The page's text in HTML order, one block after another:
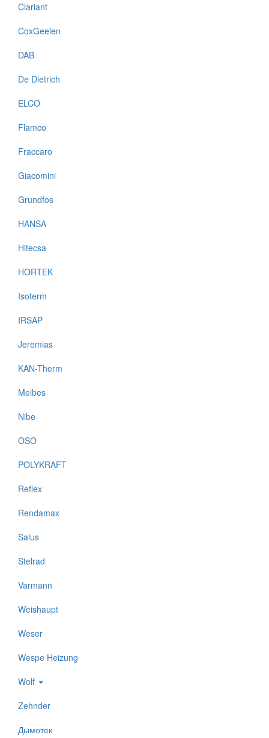
Clariant
CoxGeelen
DAB
De Dietrich
ELCO
Flamco
Fraccaro
Giacomini
Grundfos
HANSA
Hitecsa
HORTEK
Isoterm
IRSAP
Jeremias
KAN-Therm
Meibes
Nibe
OSO
POLYKRAFT
Reflex
Rendamax
Salus
Stelrad
Varmann
Weishaupt
Weser
Wespe Heizung
Wolf
Zehnder
Дымотек